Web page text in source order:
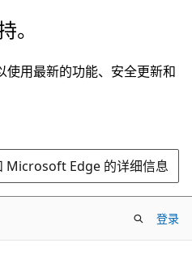
。
用最新的功能、安全更新和
Edge 的详细信息
登录